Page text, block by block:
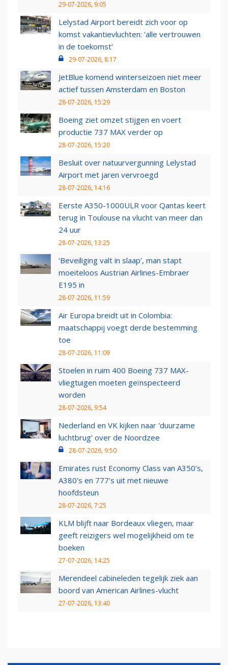
29-07-2026, 9:05
Lelystad Airport bereidt zich voor op
komst vakantievluchten: 'alle vertrouwen
in de toekomst'
29-07-2026, 8:17
JetBlue komend winterseizoen niet meer
actief tussen Amsterdam en Boston
28-07-2026, 15:29
Boeing ziet omzet stijgen en voert
productie 737 MAX verder op
28-07-2026, 15:20
Besluit over natuurvergunning Lelystad
Airport met jaren vervroegd
28-07-2026, 14:16
Eerste A350-1000ULR voor Qantas keert
terug in Toulouse na vlucht van meer dan
24 uur
28-07-2026, 13:25
‘Beveiliging valt in slaap’, man stapt
moeiteloos Austrian Airlines-Embraer
E195 in
28-07-2026, 11:59
Air Europa breidt uit in Colombia:
maatschappij voegt derde bestemming
toe
28-07-2026, 11:09
Stoelen in ruim 400 Boeing 737 MAX-
vliegtuigen moeten geïnspecteerd
worden
28-07-2026, 9:54
Nederland en VK kijken naar 'duurzame
luchtbrug' over de Noordzee
28-07-2026, 9:50
Emirates rust Economy Class van A350's,
A380's en 777's uit met nieuwe
hoofdsteun
28-07-2026, 7:25
KLM blijft naar Bordeaux vliegen, maar
geeft reizigers wel mogelijkheid om te
boeken
27-07-2026, 14:25
Merendeel cabineleden tegelijk ziek aan
boord van American Airlines-vlucht
27-07-2026, 13:40